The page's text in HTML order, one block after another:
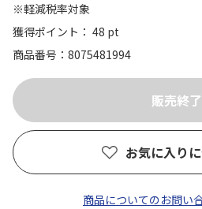
※軽減税率対象
獲得ポイント： 48 pt
商品番号
8075481994
お気に入り
商品についてのお問い